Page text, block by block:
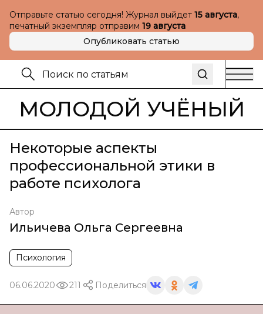
Отправьте статью сегодня! Журнал выйдет 15 августа,
печатный экземпляр отправим 19 августа
Опубликовать статью
МОЛОДОЙ УЧЁНЫЙ
Некоторые аспекты
профессиональной этики в
работе психолога
Автор
Ильичева Ольга Сергеевна
Психология
06.06.2020 211 Поделиться